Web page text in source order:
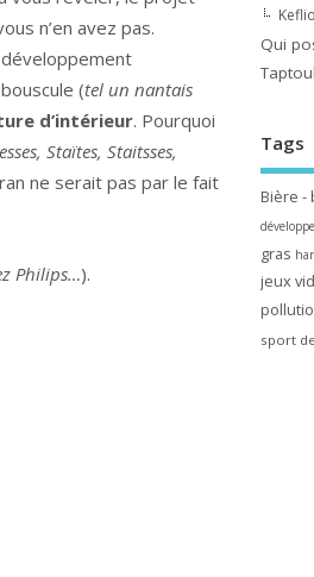
n’en avez pas.
(tel un nantais
d’intérieur. Pourquoi
Staïtes, Staitsses,
ne serait pas par le fait
Philips…).
Qui
Tags
Bière -
gras
jeux
sport